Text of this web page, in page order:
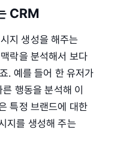
CRM
지 생성을 해주는
락을 분석해서 보다
. 예를 들어 한 유저가
행동을 분석해 이
특정 브랜드에 대한
지를 생성해 주는